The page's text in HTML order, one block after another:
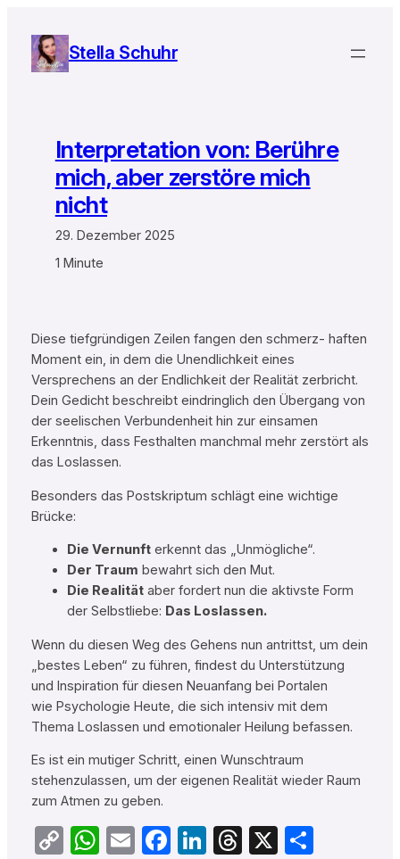
Inhalt
springen
Stella Schuhr
Interpretation von: Berühre
mich, aber zerstöre mich
nicht
29. Dezember 2025
1 Minute
Diese tiefgründigen Zeilen fangen den schmerz- haften
Moment ein, in dem die Unendlichkeit eines
Versprechens an der Endlichkeit der Realität zerbricht.
Dein Gedicht beschreibt eindringlich den Übergang von
der seelischen Verbundenheit hin zur einsamen
Erkenntnis, dass Festhalten manchmal mehr zerstört als
das Loslassen.
Besonders das Postskriptum schlägt eine wichtige
Brücke:
Die Vernunfterkennt das „Unmögliche“.
Der Traum bewahrt sich den Mut.
Die Realitätaber fordert nun die aktivste Form
der Selbstliebe: Das Loslassen.
Wenn du diesen Weg des Gehens nun antrittst, um dein
„bestes Leben“ zu führen, findest du Unterstützung
und Inspiration für diesen Neuanfang bei Portalen
wie Psychologie Heute, die sich intensiv mit dem
Thema Loslassen und emotionaler Heilung befassen.
Es ist ein mutiger Schritt, einen Wunschtraum
stehenzulassen, um der eigenen Realität wieder Raum
zum Atmen zu geben.
CopyWhatsApp
EmailFacebook
LinkedIn
Threads
X Teilen